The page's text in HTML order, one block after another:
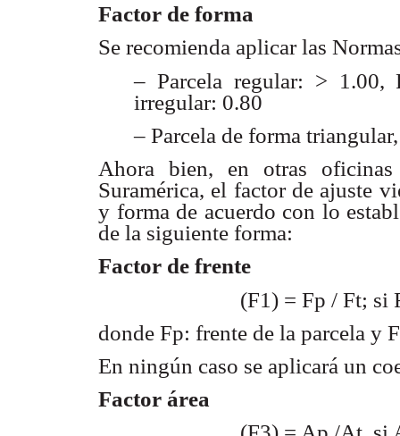
Factor de forma
Se recomienda aplicar las
– Parcela regular: > 1.00,
irregular: 0.80
– Parcela de forma
Ahora bien, en otras
Suramérica, el factor de ajuste
y forma de acuerdo con lo
de la siguiente forma:
Factor de frente
(F1) = Fp / Ft;
donde Fp: frente de la parcela y
En ningún caso se aplicará un
Factor área